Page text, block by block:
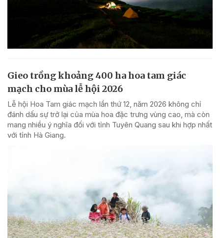
Gieo trồng khoảng 400 ha hoa tam giác
mạch cho mùa lễ hội 2026
Lễ hội Hoa Tam giác mạch lần thứ 12, năm 2026 không chỉ
đánh dấu sự trở lại của mùa hoa đặc trưng vùng cao, mà còn
mang nhiều ý nghĩa đối với tỉnh Tuyên Quang sau khi hợp nhất
với tỉnh Hà Giang.